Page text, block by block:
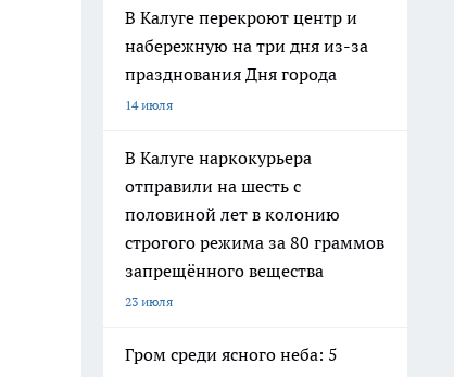
В Калуге перекроют центр и
набережную на три дня из-за
празднования Дня города
14 июля
В Калуге наркокурьера
отправили на шесть с
половиной лет в колонию
строгого режима за 80 граммов
запрещённого вещества
23 июля
Гром среди ясного неба: 5